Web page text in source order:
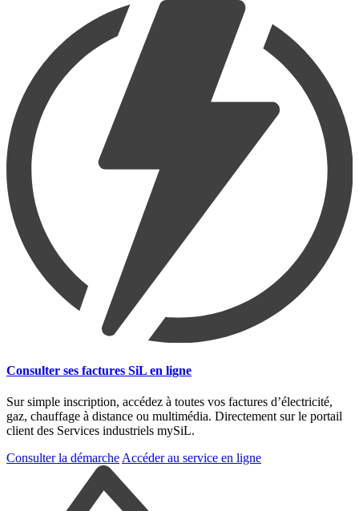
Consulter ses factures SiL en ligne
Sur simple inscription, accédez à toutes vos factures d’électricité,
gaz, chauffage à distance ou multimédia. Directement sur le portail
client des Services industriels mySiL.
Consulter la démarche Accéder au service en ligne